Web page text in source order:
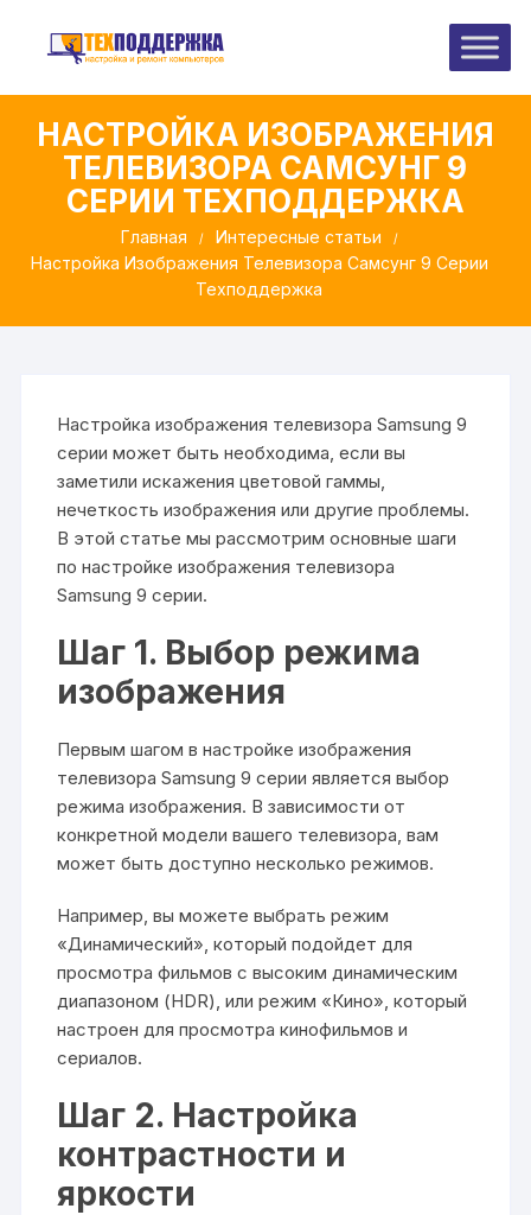
содержимому
НАСТРОЙКА ИЗОБРАЖЕНИЯ
ТЕЛЕВИЗОРА САМСУНГ 9
СЕРИИ ТЕХПОДДЕРЖКА
Главная
Интересные статьи
Настройка Изображения Телевизора Самсунг 9 Серии
Техподдержка
Настройка изображения телевизора Samsung 9
серии может быть необходима, если вы
заметили искажения цветовой гаммы,
нечеткость изображения или другие проблемы.
В этой статье мы рассмотрим основные шаги
по настройке изображения телевизора
Samsung 9 серии.
Шаг 1. Выбор режима
изображения
Первым шагом в настройке изображения
телевизора Samsung 9 серии является выбор
режима изображения. В зависимости от
конкретной модели вашего телевизора, вам
может быть доступно несколько режимов.
Например, вы можете выбрать режим
«Динамический», который подойдет для
просмотра фильмов с высоким динамическим
диапазоном (HDR), или режим «Кино», который
настроен для просмотра кинофильмов и
сериалов.
Шаг 2. Настройка
контрастности и
яркости